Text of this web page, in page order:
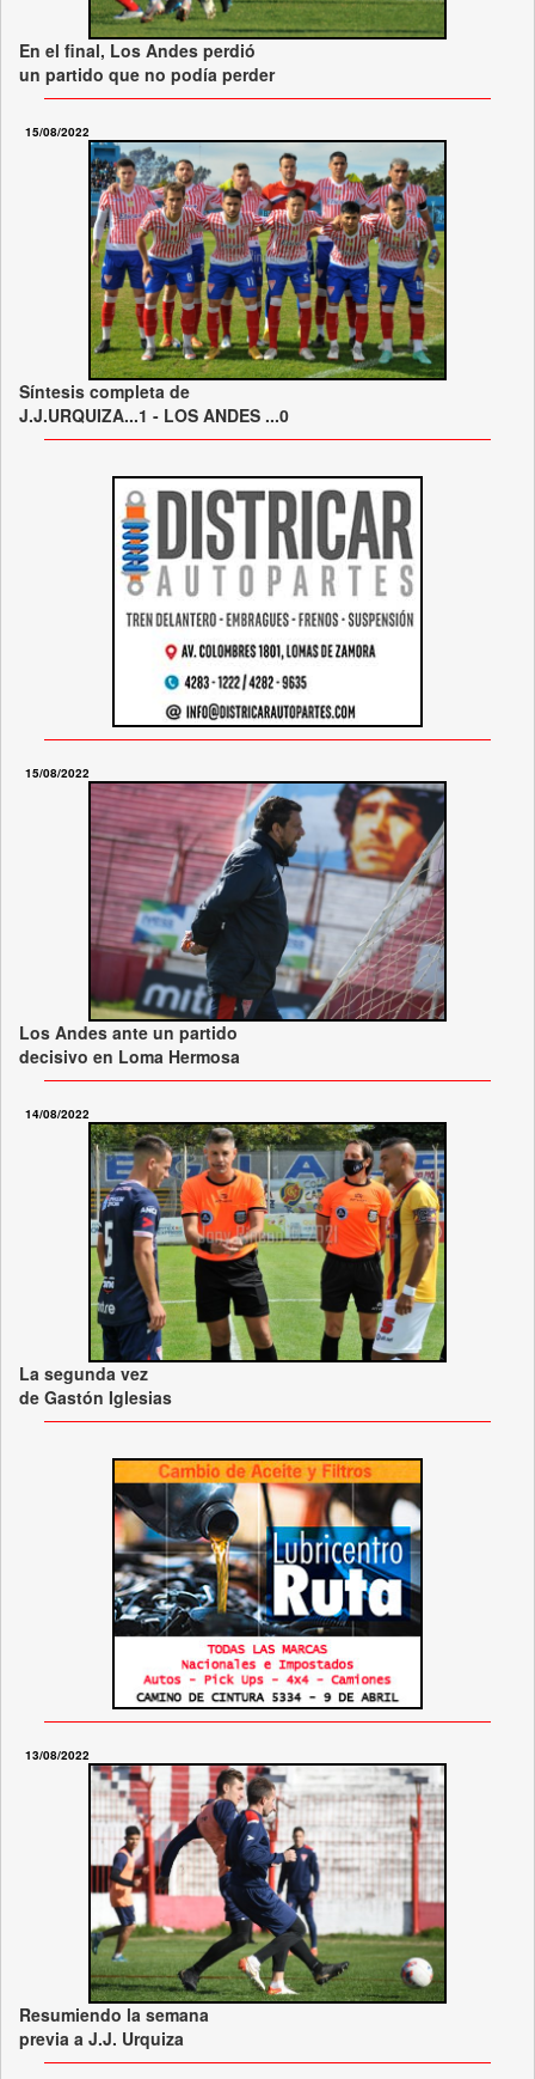
En el final, Los Andes perdió
un partido que no podía perder
15/08/2022
Síntesis completa de
J.J.URQUIZA...1 - LOS ANDES ...0
15/08/2022
Los Andes ante un partido
decisivo en Loma Hermosa
14/08/2022
La segunda vez
de Gastón Iglesias
13/08/2022
Resumiendo la semana
previa a J.J. Urquiza